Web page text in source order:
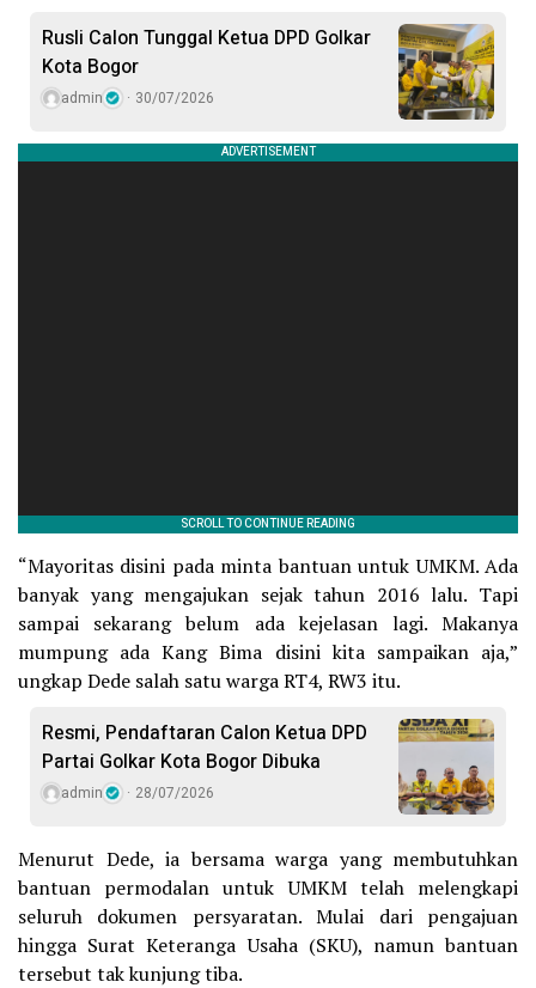
Rusli Calon Tunggal Ketua DPD Golkar
Kota Bogor
admin 30/07/2026
“Mayoritas disini pada minta bantuan untuk UMKM. Ada
banyak yang mengajukan sejak tahun 2016 lalu. Tapi
sampai sekarang belum ada kejelasan lagi. Makanya
mumpung ada Kang Bima disini kita sampaikan aja,”
ungkap Dede salah satu warga RT4, RW3 itu.
Resmi, Pendaftaran Calon Ketua DPD
Partai Golkar Kota Bogor Dibuka
admin 28/07/2026
Menurut Dede, ia bersama warga yang membutuhkan
bantuan permodalan untuk UMKM telah melengkapi
seluruh dokumen persyaratan. Mulai dari pengajuan
hingga Surat Keteranga Usaha (SKU), namun bantuan
tersebut tak kunjung tiba.